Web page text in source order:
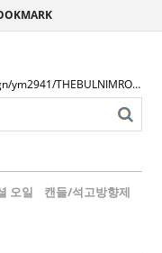
/design/ym2941/THEBULNIMROGO.png
오일 캔들/석고방향제